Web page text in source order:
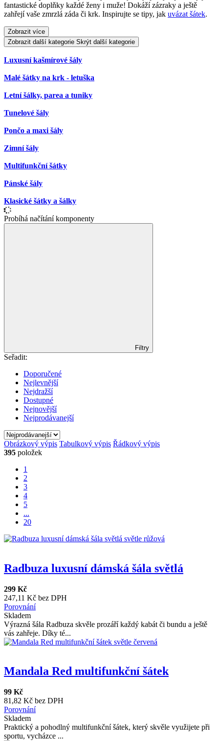
fantastické doplňky každé ženy i muže! Dokáží zázraky a ještě
zahřejí vaše zmrzlá záda či krk. Inspirujte se tipy, jak uvázat šátek.
Zobrazit více
Zobrazit další kategorie Skrýt další kategorie
Luxusní kašmírové šály
Malé šátky na krk - letuška
Letní šálky, parea a tuniky
Tunelové šály
Pončo a maxi šály
Zimní šály
Multifunkční šátky
Pánské šály
Klasické šátky a šálky
Probíhá načítání komponenty
Filtry
Seřadit:
Doporučené
Nejlevnější
Nejdražší
Dostupné
Nejnovější
Nejprodávanejší
Obrázkový výpis Tabulkový výpis Řádkový výpis
395 položek
1
2
3
4
5
...
20
Radbuza luxusní dámská šála světlá
299 Kč
247,11 Kč bez DPH
Porovnání
Skladem
Výrazná šála Radbuza skvěle prozáří každý kabát či bundu a ještě
vás zahřeje. Díky té...
Mandala Red multifunkční šátek
99 Kč
81,82 Kč bez DPH
Porovnání
Skladem
Praktický a pohodlný multifunkční šátek, který skvěle využijete při
sportu, vycházce ...